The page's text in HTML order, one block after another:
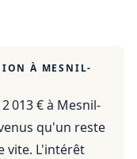
À MESNIL-
013 €à Mesnil-
qu'un reste
vite. L'intérêt